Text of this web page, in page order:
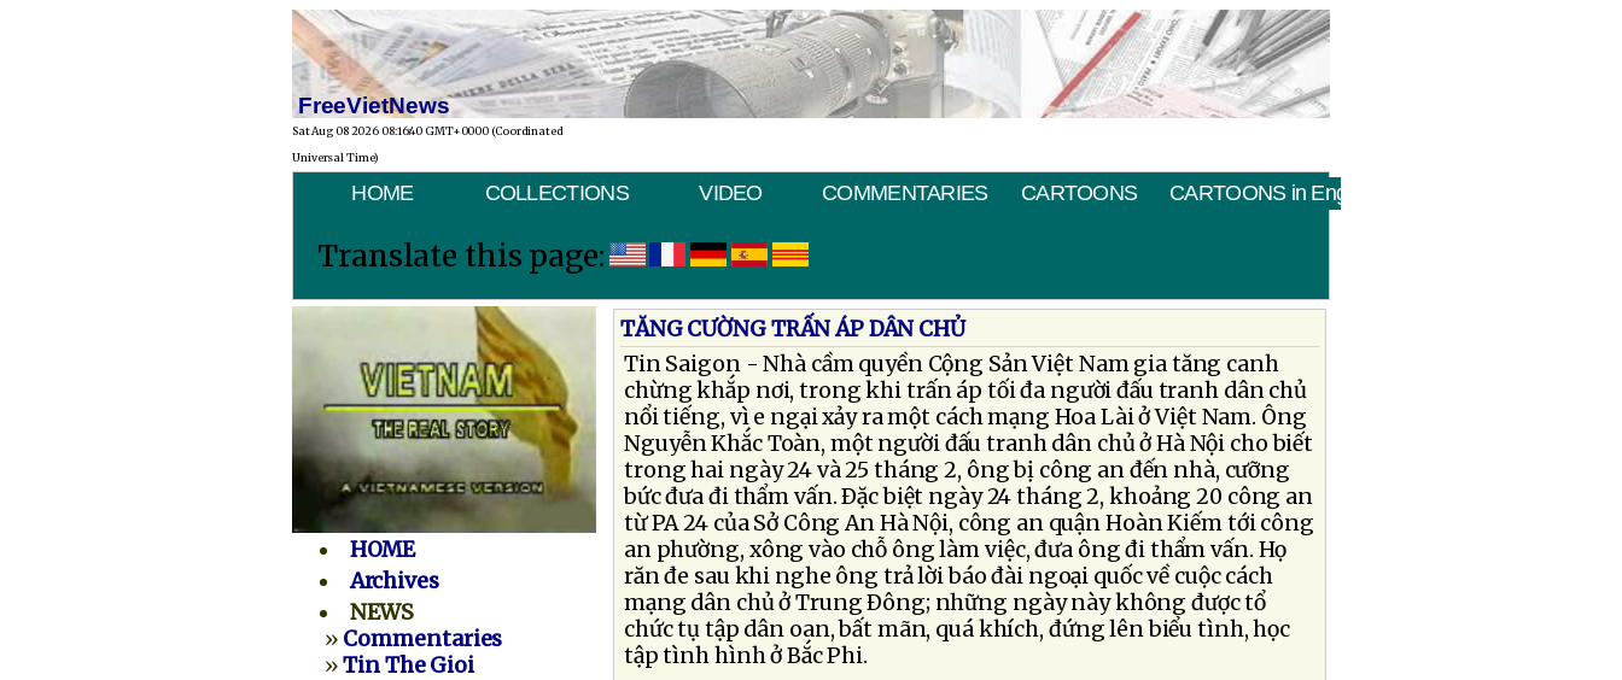
FreeVietNews
Sat Aug 08 2026 08:16:40 GMT+0000 (Coordinated
Universal Time)
HOME COLLECTIONS VIDEO COMMENTARIES CARTOONS CARTOONS in English
Translate this page:
HOME
Archives
NEWS
» Commentaries
»Tin The Gioi
TĂNG CƯỜNG TRẤN ÁP DÂN CHỦ
Tin Saigon - Nhà cầm quyền Cộng Sản Việt Nam gia tăng canh
chừng khắp nơi, trong khi trấn áp tối đa người đấu tranh dân chủ
nổi tiếng, vì e ngại xảy ra một cách mạng Hoa Lài ở Việt Nam. Ông
Nguyễn Khắc Toàn, một người đấu tranh dân chủ ở Hà Nội cho biết
trong hai ngày 24 và 25 tháng 2, ông bị công an đến nhà, cưỡng
bức đưa đi thẩm vấn. Ðặc biệt ngày 24 tháng 2, khoảng 20 công an
từ PA 24 của Sở Công An Hà Nội, công an quận Hoàn Kiếm tới công
an phường, xông vào chỗ ông làm việc, đưa ông đi thẩm vấn. Họ
răn đe sau khi nghe ông trả lời báo đài ngoại quốc về cuộc cách
mạng dân chủ ở Trung Ðông; những ngày này không được tổ
chức tụ tập dân oan, bất mãn, quá khích, đứng lên biểu tình, học
tập tình hình ở Bắc Phi.